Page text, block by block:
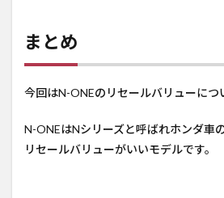
まとめ
今回はN-ONEのリセールバリューにつ
N-ONEはNシリーズと呼ばれホンダ車
リセールバリューがいいモデルです。